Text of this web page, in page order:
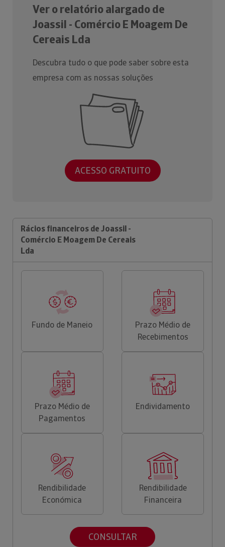
Ver o relatório alargado de
Joassil - Comércio E Moagem De
Cereais Lda
Descubra tudo o que pode saber sobre esta
empresa com as nossas soluções
ACESSO GRATUITO
Rácios financeiros de Joassil -
Comércio E Moagem De Cereais
Lda
Fundo de Maneio
Prazo Médio de
Recebimentos
Prazo Médio de
Pagamentos
Endividamento
Rendibilidade
Económica
Rendibilidade
Financeira
CONSULTAR